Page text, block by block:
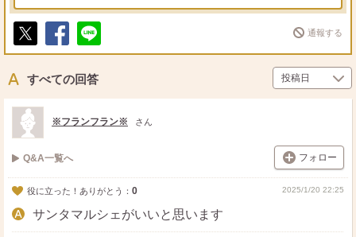
ポ
ト
シ
ア
送
通報する
すべての回答
※フランフラン※ さん
Q&A一覧へ フォロー
役に立った！ありがとう： 0 2025/1/20 22:25
サンタマルシェがいいと思います